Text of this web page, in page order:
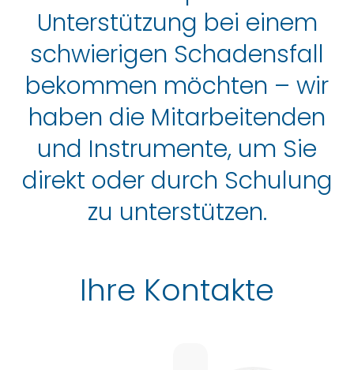
Unterstützung bei einem
schwierigen Schadensfall
bekommen möchten – wir
haben die Mitarbeitenden
und Instrumente, um Sie
direkt oder durch Schulung
zu unterstützen.
Ihre Kontakte